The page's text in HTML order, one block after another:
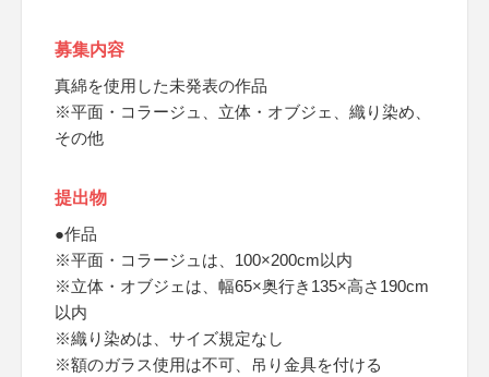
募集内容
真綿を使用した未発表の作品
※平面・コラージュ、立体・オブジェ、織り染め、
その他
提出物
●作品
※平面・コラージュは、100×200cm以内
※立体・オブジェは、幅65×奥行き135×高さ190cm
以内
※織り染めは、サイズ規定なし
※額のガラス使用は不可、吊り金具を付ける